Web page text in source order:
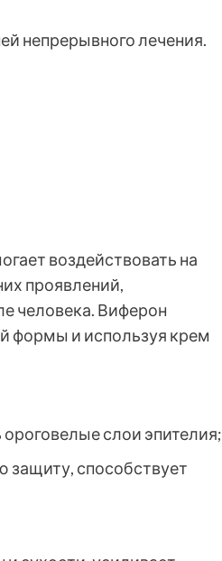
непрерывного лечения.
воздействовать на
проявлений,
человека. Виферон
формы и используя крем
слои эпителия;
защиту, способствует